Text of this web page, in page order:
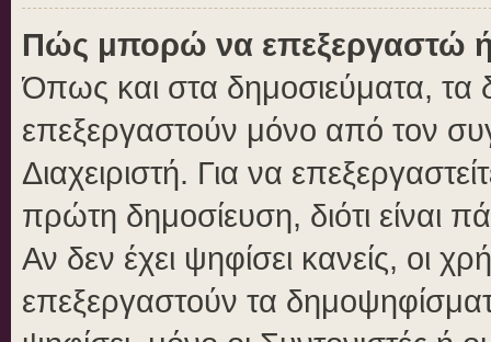
Πώς μπορώ να επεξεργαστώ
Όπως και στα δημοσιεύματα,
επεξεργαστούν μόνο από τον
Διαχειριστή. Για να
πρώτη δημοσίευση, διότι είναι
Αν δεν έχει ψηφίσει κανείς, οι
επεξεργαστούν τα